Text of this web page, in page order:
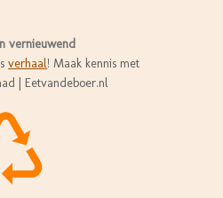
vernieuwend
verhaal! Maak kennis met
| Eetvandeboer.nl